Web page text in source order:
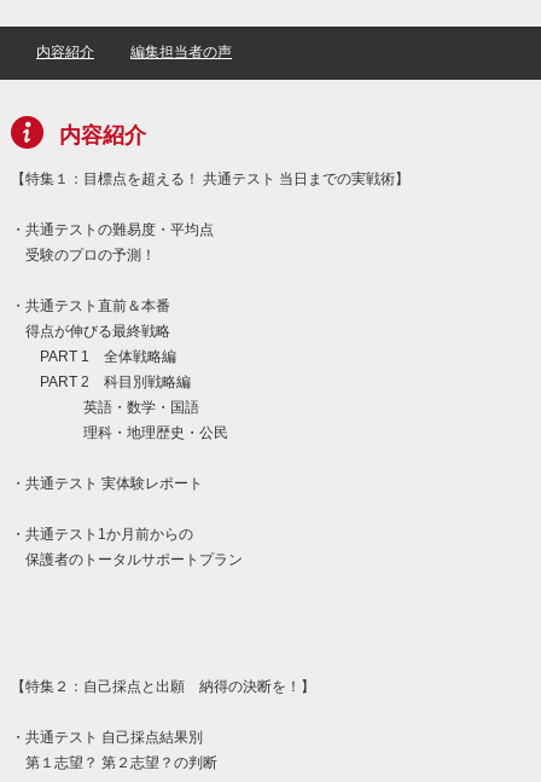
内容紹介 編集担当者の声
内容紹介
【特集１：目標点を超える！ 共通テスト 当日までの実戦術】
・共通テストの難易度・平均点
受験のプロの予測！
・共通テスト直前＆本番
得点が伸びる最終戦略
PART 1 全体戦略編
PART 2 科目別戦略編
英語・数学・国語
理科・地理歴史・公民
・共通テスト 実体験レポート
・共通テスト1か月前からの
保護者のトータルサポートプラン
【特集２：自己採点と出願 納得の決断を！】
・共通テスト 自己採点結果別
第１志望？ 第２志望？の判断